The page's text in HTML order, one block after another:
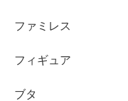
ファミレス
フィギュア
ブタ